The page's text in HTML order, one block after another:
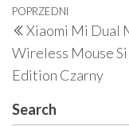
Nawigacja
wpisu
Poprzedni
wpis
POPRZEDNI
Xiaomi Mi Dual
Wireless Mouse
Edition Czarny
Search